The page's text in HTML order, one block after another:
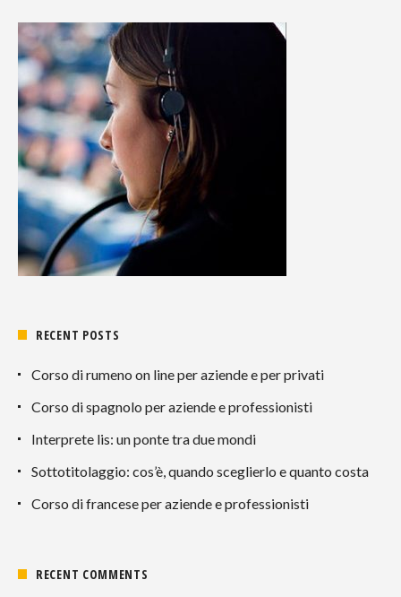
RECENT POSTS
Corso di rumeno on line per aziende e per privati
Corso di spagnolo per aziende e professionisti
Interprete lis: un ponte tra due mondi
Sottotitolaggio: cos’è, quando sceglierlo e quanto costa
Corso di francese per aziende e professionisti
RECENT COMMENTS